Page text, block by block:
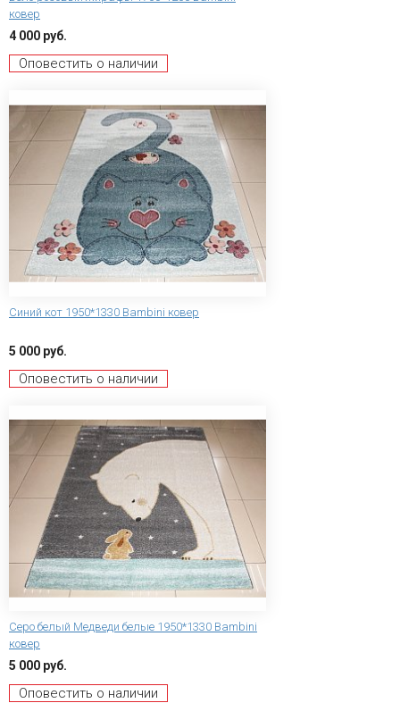
ковер
4 000 руб.
Оповестить о наличии
Синий кот 1950*1330 Bambini ковер
5 000 руб.
Оповестить о наличии
Серо белый Медведи белые 1950*1330 Bambini
ковер
5 000 руб.
Оповестить о наличии